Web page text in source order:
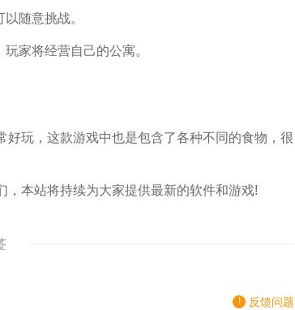
随意挑战。
家将经营自己的公寓。
玩，这款游戏中也是包含了各种不同的食物，很
本站将持续为大家提供最新的软件和游戏!
反馈问题